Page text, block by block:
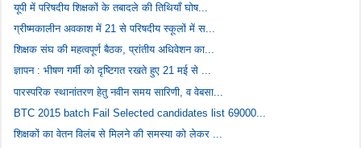
यूपी में परिषदीय शिक्षकों के तबादले की तिथियाँ घोष...
ग्रीष्मकालीन अवकाश में 21 से परिषदीय स्कूलों में स...
शिक्षक संघ की महत्वपूर्ण बैठक, प्रांतीय अधिवेशन का...
ज्ञापन : भीषण गर्मी को दृष्टिगत रखते हुए 21 मई से ...
पारस्परिक स्थानांतरण हेतु नवीन समय सारिणी, व वेबसा...
BTC 2015 batch Fail Selected candidates list 69000...
शिक्षकों का वेतन विलंब से मिलने की समस्या को लेकर ...